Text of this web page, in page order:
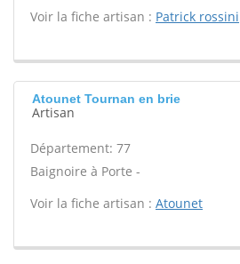
Voir la fiche artisan : Patrick rossini
Atounet Tournan en brie
Artisan
Département: 77
Baignoire à Porte -
Voir la fiche artisan : Atounet